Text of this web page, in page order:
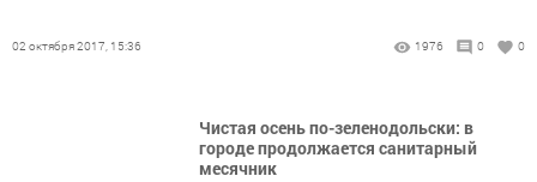
02 октября 2017, 15:36 1976 0 0
Чистая осень по-зеленодольски: в
городе продолжается санитарный
месячник